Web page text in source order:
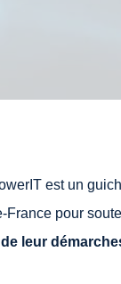
est un
France pour
leur